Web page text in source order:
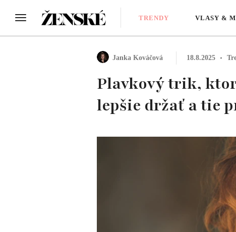
TRENDY VLASY &
Janka Kováčová 18.8.2025
Plavkový trik,
lepšie držať a tie